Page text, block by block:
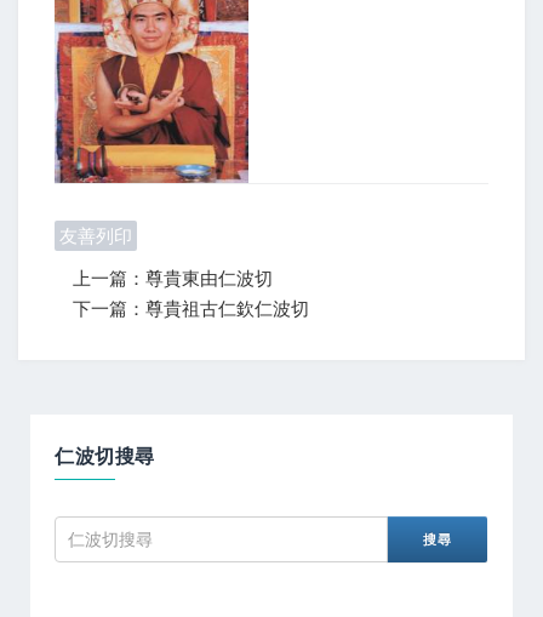
友善列印
上一篇：尊貴東由仁波切
下一篇：尊貴祖古仁欽仁波切
仁波切搜尋